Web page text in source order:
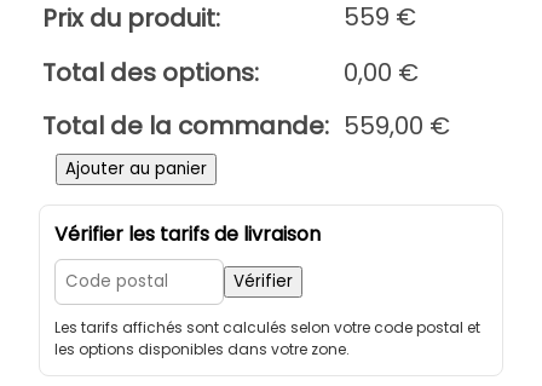
Prix du produit: 559 €
Total des options:
0,00 €
Total de la commande: 559,00 €
é
Ajouter au panier
Vérifier les tarifs de livraison
Vérifier
Les tarifs affichés sont calculés selon votre code postal et
les options disponibles dans votre zone.